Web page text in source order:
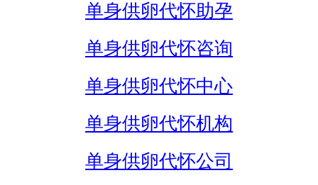
单身供卵代怀助孕
单身供卵代怀咨询
单身供卵代怀中心
单身供卵代怀机构
单身供卵代怀公司